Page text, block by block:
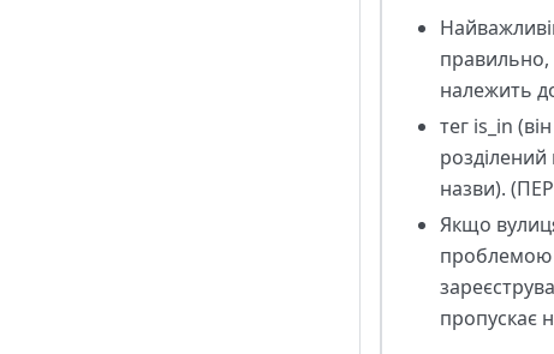
належить
тег is_in
розділений
назви).
Якщо
проблемою
пропускає